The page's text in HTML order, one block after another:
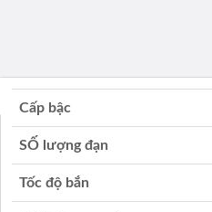
Cấp bậc
SỐ lượng đạn
Tốc độ bắn